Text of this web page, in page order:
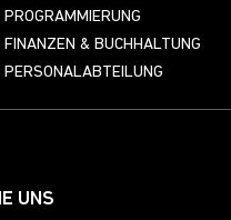
PROGRAMMIERUNG
FINANZEN & BUCHHALTUNG
PERSONALABTEILUNG
UNS
your region